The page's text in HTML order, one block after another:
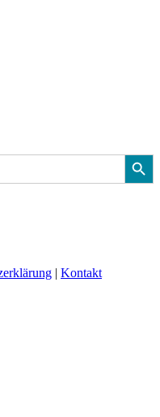
Search Button
| Kontakt